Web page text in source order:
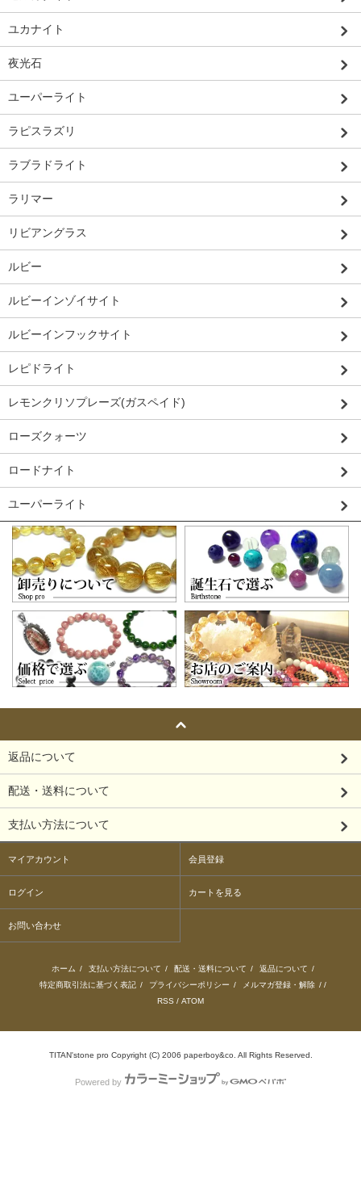
ユカナイト
夜光石
ユーパーライト
ラピスラズリ
ラブラドライト
ラリマー
リビアングラス
ルビー
ルビーインゾイサイト
ルビーインフックサイト
レピドライト
レモンクリソプレーズ(ガスペイド)
ローズクォーツ
ロードナイト
ユーパーライト
返品について
配送・送料について
支払い方法について
マイアカウント 会員登録
ログイン カートを見る
お問い合わせ
ホーム / 支払い方法について / 配送・送料について / 返品について /
特定商取引法に基づく表記 / プライバシーポリシー / メルマガ登録・解除 / /
RSS / ATOM
TITAN'stone pro Copyright (C) 2006 paperboy&co. All Rights Reserved.
Powered by